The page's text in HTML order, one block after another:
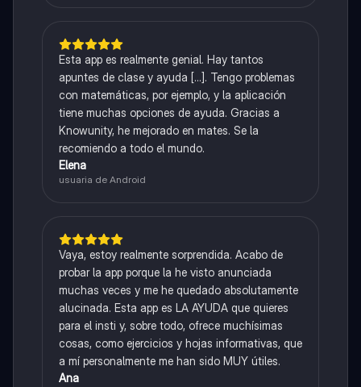
Esta app es realmente genial. Hay tantos
apuntes de clase y ayuda [...]. Tengo problemas
con matemáticas, por ejemplo, y la aplicación
tiene muchas opciones de ayuda. Gracias a
Knowunity, he mejorado en mates. Se la
recomiendo a todo el mundo.
Elena
usuaria de Android
Vaya, estoy realmente sorprendida. Acabo de
probar la app porque la he visto anunciada
muchas veces y me he quedado absolutamente
alucinada. Esta app es LA AYUDA que quieres
para el insti y, sobre todo, ofrece muchísimas
cosas, como ejercicios y hojas informativas, que
a mí personalmente me han sido MUY útiles.
Ana